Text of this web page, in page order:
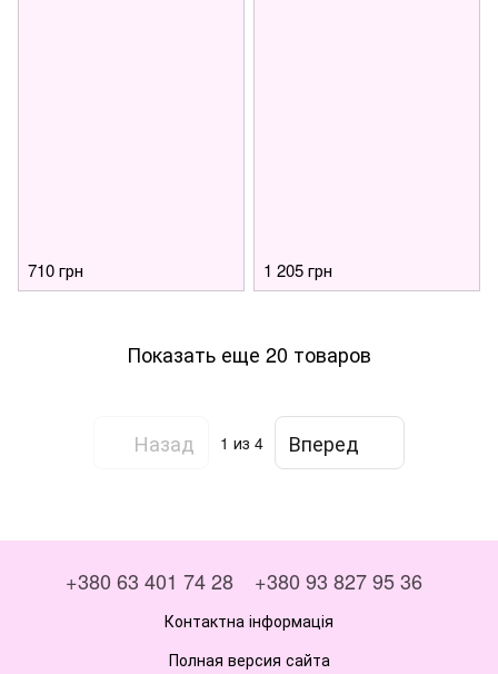
710 грн 1 205 грн
Показать еще 20 товаров
Назад 1 из 4 Вперед
+380 63 401 74 28 +380 93 827 95 36
Контактна інформація
Полная версия сайта